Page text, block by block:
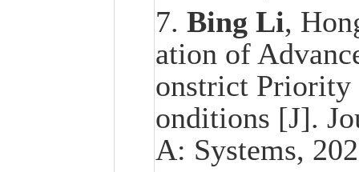
7. Bing Li,
ation of
onstrict Priority
onditions [J].
A: Systems,